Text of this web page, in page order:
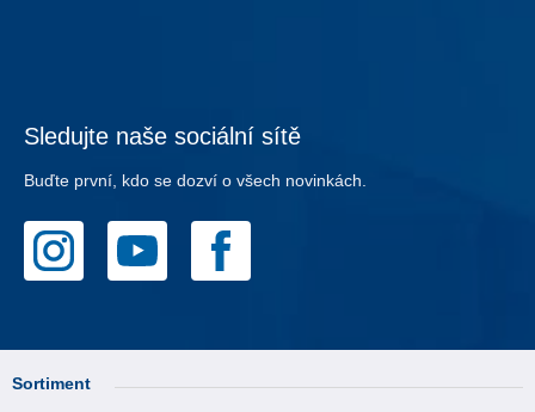
Sledujte naše sociální sítě
Buďte první, kdo se dozví o všech novinkách.
Sortiment